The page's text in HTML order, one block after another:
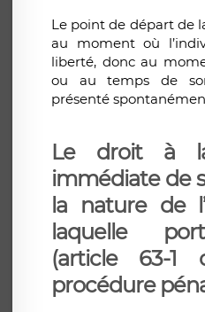
Le point de départ de
au moment où
liberté, donc au
ou au temps de
présenté
Le droit à
immédiate de
la nature de
laquelle
(article 63-1
procédure